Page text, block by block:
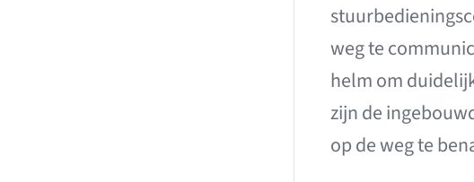
weg te
helm om
zijn de
op de weg te